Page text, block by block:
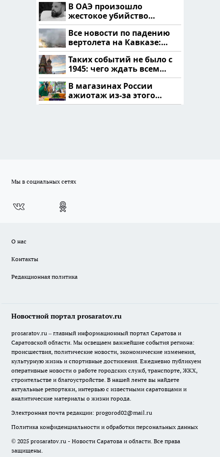
В ОАЭ произошло
жестокое убийство
криптомиллионера
Все новости по падению
вертолета на Кавказе:
читать здесь
Таких событий не было с
1945: чего ждать всем
нам?
В магазинах России
ажиотаж из-за этого
продукта: что купить?
Мы в социальных сетях
О нас
Контакты
Редакционная политика
Новостной портал prosaratov.ru
prosaratov.ru – главный информационный портал Саратова и
Саратовской области. Мы освещаем важнейшие события региона:
происшествия, политические новости, экономические изменения,
культурную жизнь и спортивные достижения. Ежедневно публикуем
оперативные новости о работе городских служб, транспорте, ЖКХ,
строительстве и благоустройстве. В нашей ленте вы найдете
актуальные репортажи, интервью с известными саратовцами и
аналитические материалы о жизни города.
Электронная почта редакции: progorod02@mail.ru
Политика конфиденциальности и обработки персональных данных
© 2025 prosaratov.ru - Новости Саратова и области. Все права
защищены.